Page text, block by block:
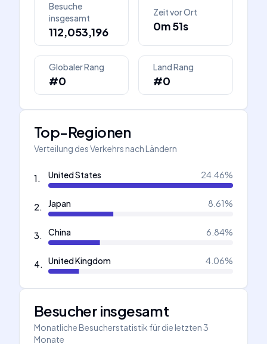
Besuche
insgesamt
112,053,196
Zeit vor Ort
0m 51s
Globaler Rang
#0
Land Rang
#0
Top-Regionen
Verteilung des Verkehrs nach Ländern
1. United States 24.46%
2. Japan 8.61%
3. China 6.84%
4. United Kingdom 4.06%
Besucher insgesamt
Monatliche Besucherstatistik für die letzten 3
Monate